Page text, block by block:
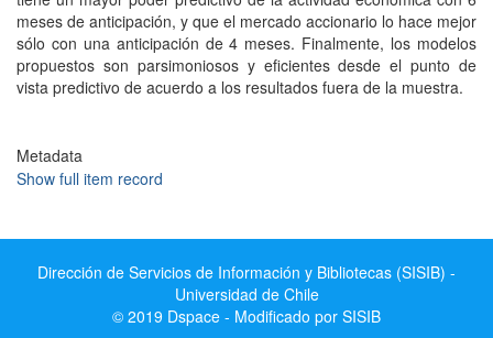
meses de anticipación, y que el mercado accionario lo hace mejor
sólo con una anticipación de 4 meses. Finalmente, los modelos
propuestos son parsimoniosos y eficientes desde el punto de
vista predictivo de acuerdo a los resultados fuera de la muestra.
Metadata
Show full item record
Dirección de Servicios de Información y Bibliotecas (SISIB) -
Universidad de Chile
© 2019 Dspace - Modificado por SISIB